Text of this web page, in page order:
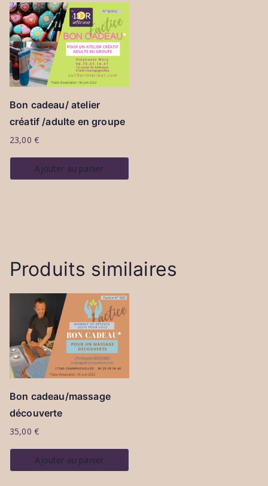
Bon cadeau/ atelier
créatif /adulte en groupe
23,00 €
Ajouter au panier
Produits similaires
Bon cadeau/massage
découverte
35,00 €
Ajouter au panier